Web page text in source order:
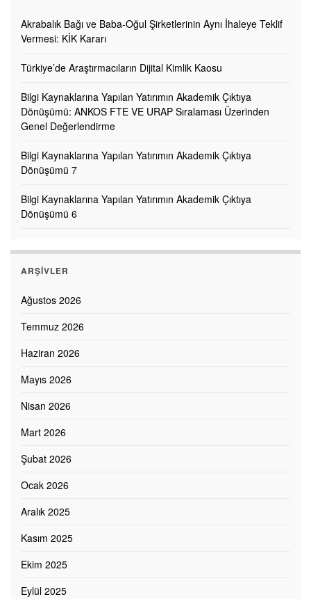
Akrabalık Bağı ve Baba-Oğul Şirketlerinin Aynı İhaleye Teklif
Vermesi: KİK Kararı
Türkiye’de Araştırmacıların Dijital Kimlik Kaosu
Bilgi Kaynaklarına Yapılan Yatırımın Akademik Çıktıya
Dönüşümü: ANKOS FTE VE URAP Sıralaması Üzerinden
Genel Değerlendirme
Bilgi Kaynaklarına Yapılan Yatırımın Akademik Çıktıya
Dönüşümü 7
Bilgi Kaynaklarına Yapılan Yatırımın Akademik Çıktıya
Dönüşümü 6
ARŞIVLER
Ağustos 2026
Temmuz 2026
Haziran 2026
Mayıs 2026
Nisan 2026
Mart 2026
Şubat 2026
Ocak 2026
Aralık 2025
Kasım 2025
Ekim 2025
Eylül 2025